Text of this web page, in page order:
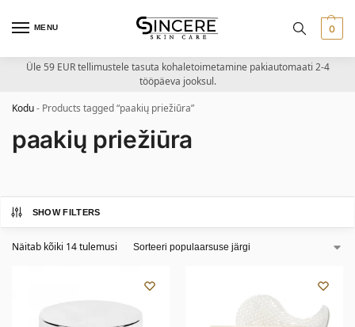
MENU 0
Üle 59 EUR tellimustele tasuta kohaletoimetamine pakiautomaati 2-4
tööpäeva jooksul.
Kodu- Products tagged “paakių priežiūra”
paakių priežiūra
SHOW FILTERS
Näitab kõiki 14 tulemusi